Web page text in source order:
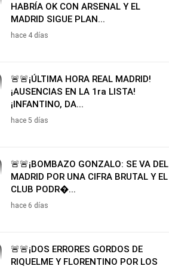
HABRÍA OK CON ARSENAL Y EL
MADRID SIGUE PLAN...
hace 4 días
🚨🚨¡ÚLTIMA HORA REAL MADRID!
¡AUSENCIAS EN LA 1ra LISTA!
¡INFANTINO, DA...
hace 5 días
🚨🚨¡BOMBAZO GONZALO: SE VA DEL
MADRID POR UNA CIFRA BRUTAL Y EL
CLUB PODR�...
hace 6 días
🚨🚨¡DOS ERRORES GORDOS DE
RIQUELME Y FLORENTINO POR LOS